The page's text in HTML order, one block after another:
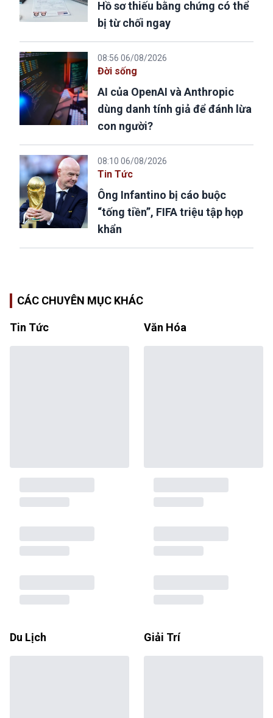
Hồ sơ thiếu bằng chứng có thể
bị từ chối ngay
08:56 06/08/2026
Đời sống
AI của OpenAI và Anthropic
dùng danh tính giả để đánh lừa
con người?
08:10 06/08/2026
Tin Tức
Ông Infantino bị cáo buộc
“tống tiền”, FIFA triệu tập họp
khẩn
CÁC CHUYÊN MỤC KHÁC
Tin Tức Văn Hóa
Du Lịch Giải Trí